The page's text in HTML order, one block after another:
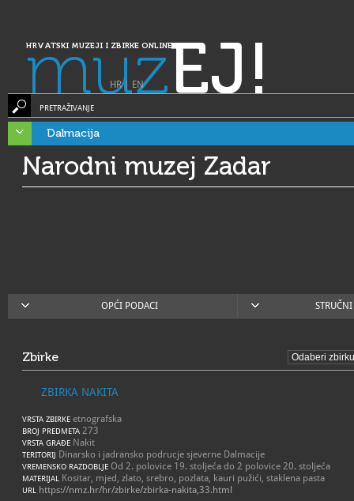
HRVATSKI MUZEJI I ZBIRKE ONLINE
muzEJ!
HR| EN
PRETRAŽIVANJE
Dalmacija
Narodni muzej Zadar
OPĆI PODACI
Zbirke
ZBIRKA NAKITA
VRSTA ZBIRKE etnografska
BROJ PREDMETA 273
VRSTA GRAĐE Nakit
TERITORIJ Dinarsko i jadransko podrucje sjeverne Dalmacije
VREMENSKO RAZDOBLJE Od 2. polovice 19. stoljeća do 2 polovice 20. stoljeća
MATERIJAL Kositar, mjed, zlato, srebro, pozlata, kauri pužići, staklena pasta
URL https://nmz.hr/hr/zbirke/zbirka-nakita,33.html